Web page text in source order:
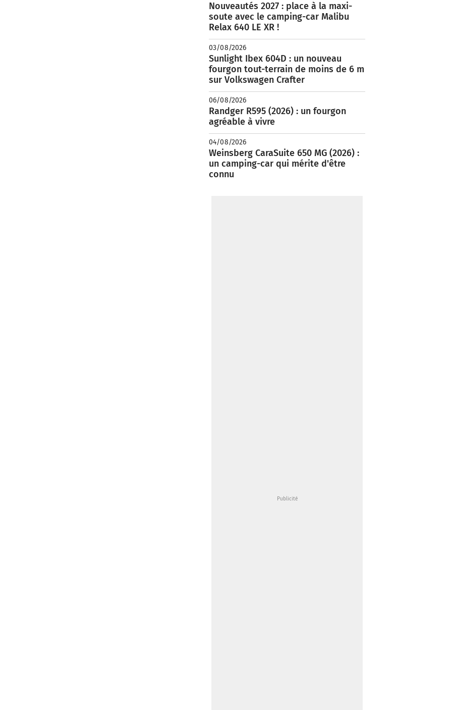
Nouveautés 2027 : place à la maxi-
soute avec le camping-car Malibu
Relax 640 LE XR !
03/08/2026
Sunlight Ibex 604D : un nouveau
fourgon tout-terrain de moins de 6 m
sur Volkswagen Crafter
06/08/2026
Randger R595 (2026) : un fourgon
agréable à vivre
04/08/2026
Weinsberg CaraSuite 650 MG (2026) :
un camping-car qui mérite d'être
connu